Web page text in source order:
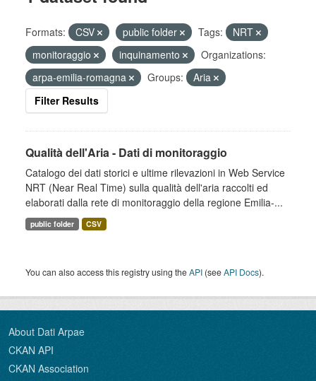
Formats: CSV public folder Tags:
NRT
monitoraggio
inquinamento
Organizations:
arpa-emilia-romagna
Groups:
Aria
Filter Results
Qualità dell'Aria - Dati di monitoraggio
Catalogo dei dati storici e ultime rilevazioni in Web Service
NRT (Near Real Time) sulla qualità dell'aria raccolti ed
elaborati dalla rete di monitoraggio della regione Emilia-...
public folder CSV
You can also access this registry using theAPI (seeAPI Docs).
About Dati Arpae
CKAN API
CKAN Association